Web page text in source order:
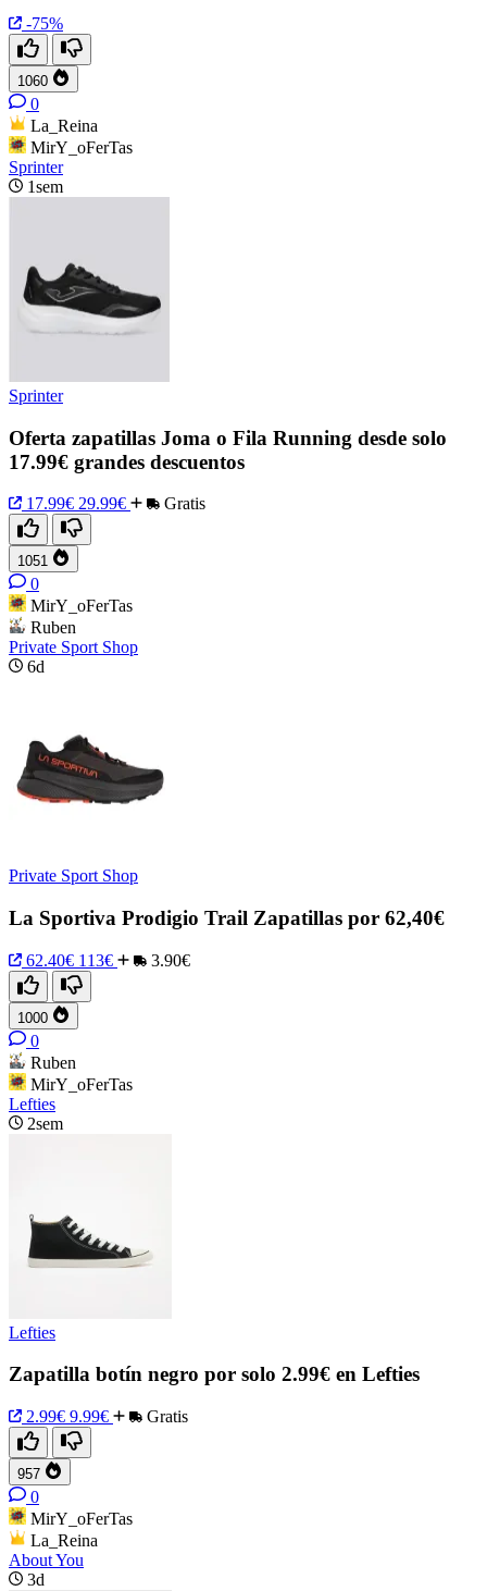
-75%
1060
0
La_Reina
MirY_oFerTas
Sprinter
1sem
Sprinter
Oferta zapatillas Joma o Fila Running desde solo
17.99€ grandes descuentos
17.99€ 29.99€ Gratis
1051
0
MirY_oFerTas
Ruben
Private Sport Shop
6d
Private Sport Shop
La Sportiva Prodigio Trail Zapatillas por 62,40€
62.40€ 113€ 3.90€
1000
0
Ruben
MirY_oFerTas
Lefties
2sem
Lefties
Zapatilla botín negro por solo 2.99€ en Lefties
2.99€ 9.99€ Gratis
957
0
MirY_oFerTas
La_Reina
About You
3d